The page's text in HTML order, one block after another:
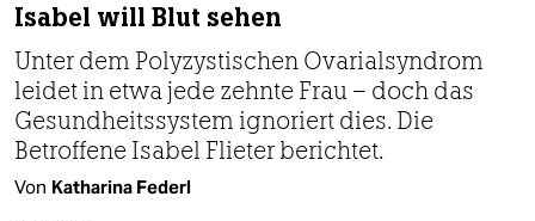
Isabel will Blut sehen
Unter dem Polyzystischen Ovarialsyndrom
leidet in etwa jede zehnte Frau – doch das
Gesundheits­system ignoriert dies. Die
Betroffene Isabel Flieter berichtet.
Von Katharina Federl